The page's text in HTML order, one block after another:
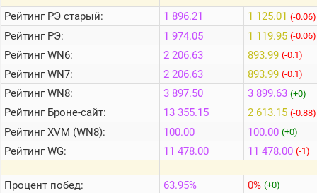
Статистика
стримеров
Информация
Онлайн
Цветовая
шкала
Теlegram
ВК
РейтингРЭ старый:
РейтингРЭ:
РейтингWN6:
РейтингWN7:
РейтингWN8:
РейтингБроне-сайт:
РейтингXVM (WN8):
РейтингWG:
Процент побед:
1 896.21
1 974.05
2 206.63
2 206.63
3 897.50
13 355.15
100.00
11 478.00
63.95%
1 125.01 (-0.06)
1 119.95 (-0.06)
893.99 (-0.1)
893.99 (-0.1)
3 899.63 (+0)
2 613.15 (-0.88)
100.00 (+0)
11 478.00 (-1)
0% (+0)